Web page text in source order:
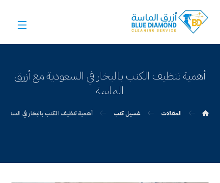
أهمية تنظيف الكنب بالبخار في السعودية مع أزرق
الماسة
المقالات غسيل كنب أهمية تنظيف الكنب بالبخار في